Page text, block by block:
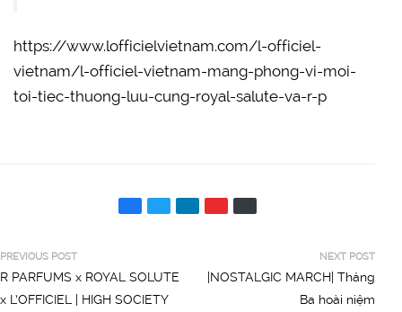
https://www.lofficielvietnam.com/l-officiel-
vietnam/l-officiel-vietnam-mang-phong-vi-moi-
toi-tiec-thuong-luu-cung-royal-salute-va-r-p
PREVIOUS POST
R PARFUMS x ROYAL SOLUTE
x L’OFFICIEL | HIGH SOCIETY
NEXT POST
|NOSTALGIC MARCH| Tháng
Ba hoài niệm